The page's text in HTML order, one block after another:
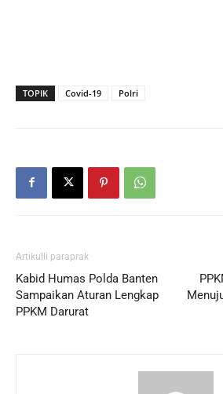
TOPIK Covid-19 Polri
Artikulli paraprak
Kabid Humas Polda Banten
Sampaikan Aturan Lengkap
PPKM Darurat